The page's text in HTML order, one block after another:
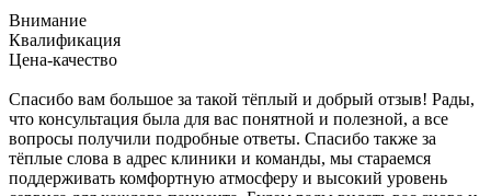
Внимание
Квалификация
Цена-качество
Спасибо вам большое за такой тёплый и добрый отзыв! Рады,
что консультация была для вас понятной и полезной, а все
вопросы получили подробные ответы. Спасибо также за
тёплые слова в адрес клиники и команды, мы стараемся
поддерживать комфортную атмосферу и высокий уровень